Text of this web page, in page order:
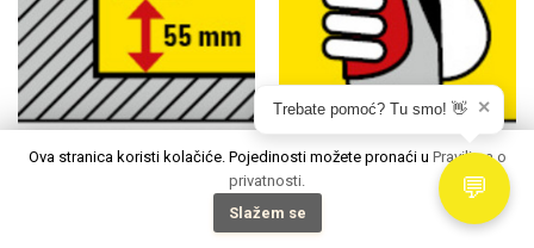
Ova stranica koristi kolačiće. Pojedinosti možete pronaći u Pravilima o
privatnosti.
Slažem se
Trebate pomoć? Tu smo! 👋 ✕
💬